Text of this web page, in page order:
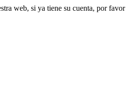
web, si ya tiene su cuenta, por favor